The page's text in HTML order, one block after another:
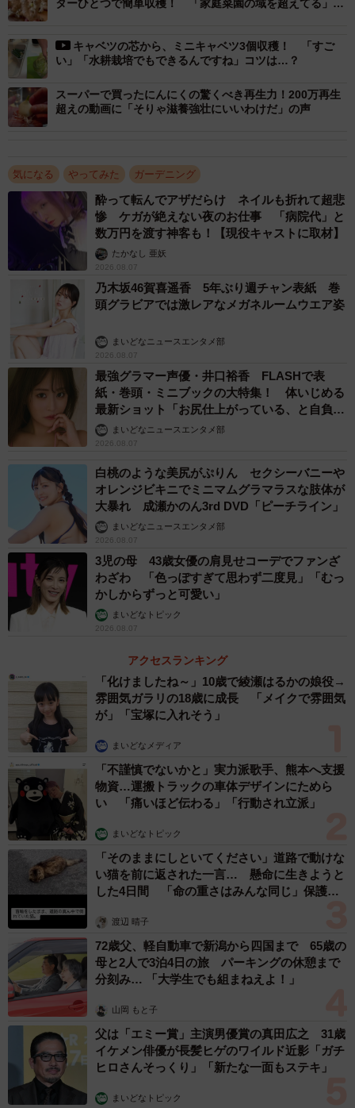
ペラペラの皮から出たじゃがいもの芽／つりきっぷさん（@KIPP）提供
「最初は偶然で、大きく育ってからじゃがいもと気づきま
した」
2年前、家庭から出た野菜ゴミをコンポストに入れて分解す
る様子をタイムラプスで撮影していたつりきっぷさん。透
明の容器で撮影を続けていたところ、「ある変化」に気づ
いたといいます。
3/6
分解が進む一方、芽が出るじゃがいも／つりきっぷさん（@KIPP）提供
「雑草などを取り除いている時に、じゃがいもの皮から芽
が出ているのを発見しました。その瞬間、以前にも廃棄し
た皮から偶然にじゃがいもが育ったことを思い出し、今回
は捨てずに育ててみようと思ったんです」
ターひとつで簡単収穫！ 「家庭菜園の域を超えてる」動
キャベツの芯から、ミニキャベツ3個収穫！ 「すご
い」「水耕栽培でもできるんですね」コツは…？
スーパーで買ったにんにくの驚くべき再生力！200万再生
超えの動画に「そりゃ滋養強壮にいいわけだ」の声
気になる やってみた ガーデニング
酔って転んでアザだらけ ネイルも折れて超悲
惨 ケガが絶えない夜のお仕事 「病院代」と
数万円を渡す神客も！【現役キャストに取材】
たかなし 亜妖
2026.08.07
乃木坂46賀喜遥香 5年ぶり週チャン表紙 巻
頭グラビアでは激レアなメガネルームウエア姿
まいどなニュースエンタメ部
2026.08.07
最強グラマー声優・井口裕香 FLASHで表
紙・巻頭・ミニブックの大特集！ 体いじめる
最新ショット「お尻仕上がっている、と自負し
ています」「いくつになっても理想の身体でい
たい」
まいどなニュースエンタメ部
2026.08.07
白桃のような美尻がぷりん セクシーバニーや
オレンジビキニでミニマムグラマラスな肢体が
大暴れ 成瀬かのん3rd DVD「ピーチライン」
まいどなニュースエンタメ部
2026.08.07
3児の母 43歳女優の肩見せコーデでファンざ
わざわ 「色っぽすぎて思わず二度見」「むっ
かしからずっと可愛い」
まいどなトピック
2026.08.07
アクセスランキング
「化けましたね～」10歳で綾瀬はるかの娘役→
雰囲気ガラリの18歳に成長 「メイクで雰囲気
が」「宝塚に入れそう」
まいどなメディア
「不謹慎でないかと」実力派歌手、熊本へ支援
物資…運搬トラックの車体デザインにためら
い 「痛いほど伝わる」「行動され立派」
まいどなトピック
「そのままにしといてください」道路で動けな
い猫を前に返された一言… 懸命に生きようと
した4日間 「命の重さはみんな同じ」保護団
渡辺 晴子
72歳父、軽自動車で新潟から四国まで 65歳の
母と2人で3泊4日の旅 パーキングの休憩まで
分刻み… 「大学生でも組まねえよ！」
山岡 もと子
父は「エミー賞」主演男優賞の真田広之 31歳
イケメン俳優が長髪ヒゲのワイルド近影「ガチ
ヒロさんそっくり」「新たな一面もステキ」
まいどなトピック